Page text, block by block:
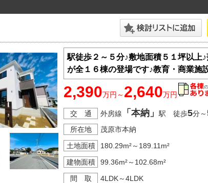
駅徒歩２～５分♪敷地面積５１坪以上
が全１６棟の登場です♪教育・商業施
2,390万円～ 2,640万円
交 通 外房線 「本納」駅 徒歩5分～
所在地
茂原市本納
土地面積
180.29m²～189.11m²
建物面積
99.36m²～102.68m²
間 取
4LDK～4LDK